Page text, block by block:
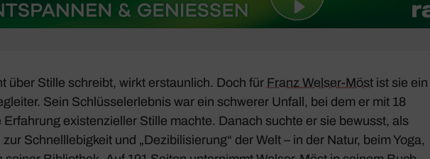
über Stille schreibt, wirkt erstaun­lich. Doch für Franz Welser-Möst ist sie ein
Sein Schlüs­sel­er­lebnis war ein schwerer Unfall, bei dem er mit 18
Erfah­rung exis­ten­zi­eller Stille machte. Danach suchte er sie bewusst, als
Schnell­le­big­keit und „Dezi­bi­li­sie­rung“ der Welt – in der Natur, beim Yoga,